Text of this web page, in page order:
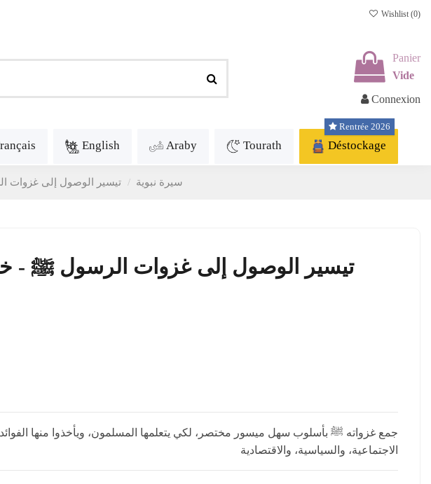
Wishlist (0)
Panier
Vide
Connexion
English Araby Tourath Déstockage
Rentrée 2026
Biographie- سيرة نبوية تيسير الوصول إلى غزوات
تيسير الوصول إلى غزوات الرسول ﷺ -
جمع غزواته ﷺ بأسلوب سهل ميسور مختصر، لكي يتعلمها المسلمون، ويأخذوا منها
الاجتماعية، والسياسية، والاقتصادية